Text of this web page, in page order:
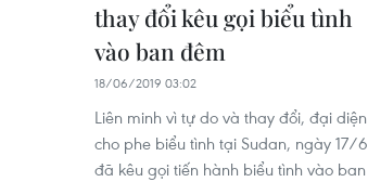
thay đổi kêu gọi biểu tình
vào ban đêm
18/06/2019 03:02
Liên minh vì tự do và thay đổi, đại diện
cho phe biểu tình tại Sudan, ngày 17/6
đã kêu gọi tiến hành biểu tình vào ban